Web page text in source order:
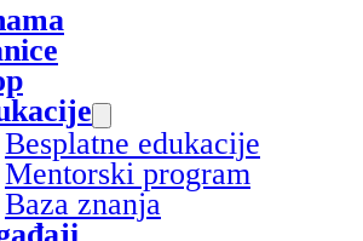
Besplatne edukacije
Mentorski program
Baza znanja